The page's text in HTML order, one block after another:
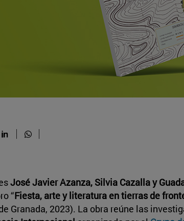
José Javier Azanza, Silvia Cazalla y
“Fiesta, arte y literatura en tierras de
Granada, 2023). La obra reúne las